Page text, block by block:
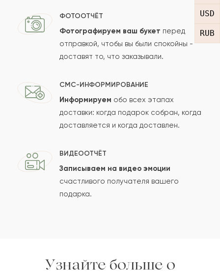
USD
RUB
Отзыв
Сколько будет
Отзыв будет опубликован после проверки.
Проверяем на спам.
ФОТООТЧЁТ
Фотографируем ваш букет перед
отправкой, чтобы вы были спокойны -
доставят то, что заказывали.
СМС-ИНФОРМИРОВАНИЕ
Информируем обо всех этапах
доставки: когда подарок собран, когда
доставляется и когда доставлен.
ВИДЕООТЧЁТ
Записываем на видео эмоции
счастливого получателя вашего
подарка.
Узнайте больше о